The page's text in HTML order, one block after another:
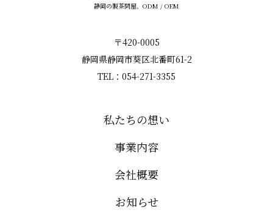
静岡の製茶問屋、ODM / OEM
〒420-0005
静岡県静岡市葵区北番町61-2
TEL：054-271-3355
私たちの想い
事業内容
会社概要
お知らせ